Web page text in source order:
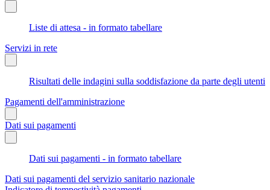
Liste di attesa - in formato tabellare
Servizi in rete
Risultati delle indagini sulla soddisfazione da parte degli utenti
Pagamenti dell'amministrazione
Dati sui pagamenti
Dati sui pagamenti - in formato tabellare
Dati sui pagamenti del servizio sanitario nazionale